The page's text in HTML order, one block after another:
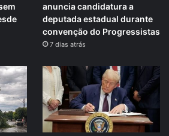
anuncia candidatura a
deputada estadual durante
convenção do Progressistas
7 dias atrás